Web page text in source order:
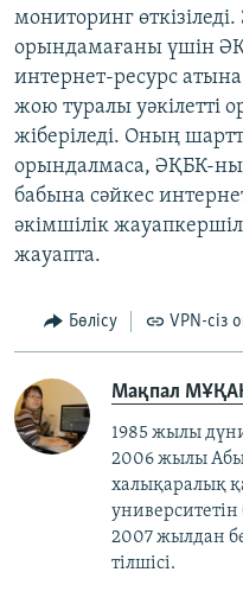
мониторинг
орындамағаны үшін
интернет-ресурс
жою туралы уәкілетті
жіберіледі. Оның
орындалмаса, ӘҚБК-
бабына сәйкес
әкімшілік
жауапта.
Бөлісу VPN-сіз
Мақпал
1985 жылы
2006 жылы
халықаралық
университетін
2007 жылдан
тілшісі.